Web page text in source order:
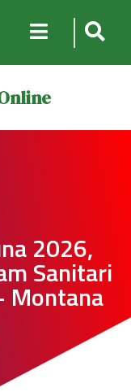
2026,
Sanitari
Montana